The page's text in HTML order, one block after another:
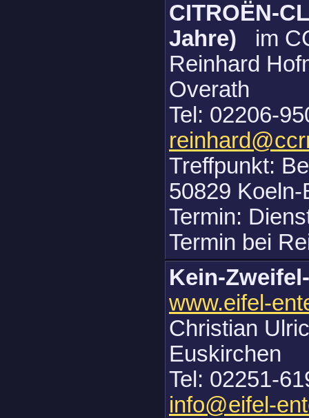
CITROËN-
Jahre)
im
Reinhard
Overath
Tel: 02206-
Treffpunkt:
50829
Termin:
Termin bei
Kein-
www.eifel-
Christian
Euskirchen
Tel: 02251-
info@eifel-